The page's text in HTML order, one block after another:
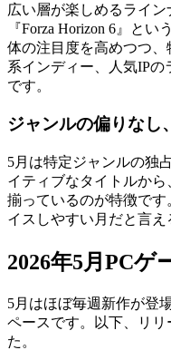
広い層が楽しめるライ
『Forza Horizon 6』と
体の注目度を高めつつ
系インディー、人気IP
です。
ジャンルの偏りなし
5月は特定ジャンルの独
イティブなタイトルから
揃っているのが特徴で
イスしやすい月だと言え
2026年5月PCゲ
5月はほぼ毎週新作が登
ペースです。以下、リ
た。